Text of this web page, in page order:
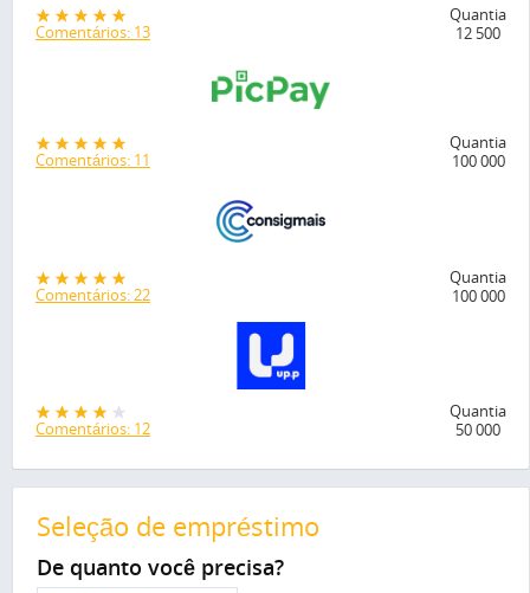
Comentários: 13
Quantia
12 500
Comentários: 11
Quantia
100 000
Comentários: 22
Quantia
100 000
Comentários: 12
Quantia
50 000
Seleção de empréstimo
De quanto você precisa?